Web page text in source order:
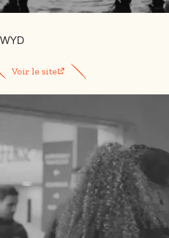
WYD
Voir le site